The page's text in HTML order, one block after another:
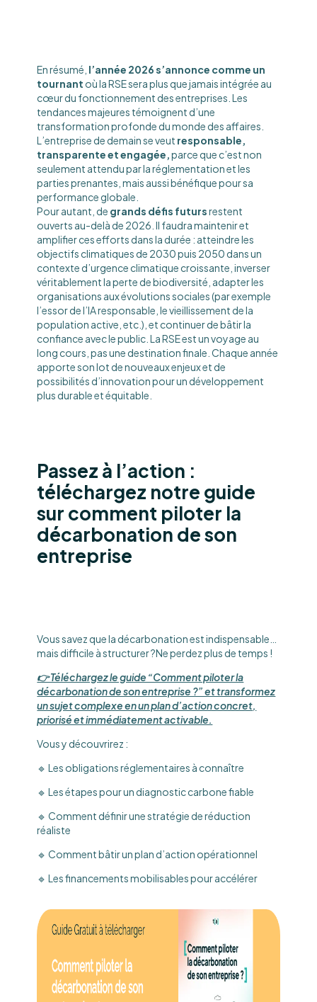
En résumé, l’année 2026 s’annonce comme un
tournant où la RSE sera plus que jamais intégrée au
cœur du fonctionnement des entreprises. Les
tendances majeures témoignent d’une
transformation profonde du monde des affaires.
L’entreprise de demain se veut responsable,
transparente et engagée,parce que c’est non
seulement attendu par la réglementation et les
parties prenantes, mais aussi bénéfique pour sa
performance globale.
Pour autant, de grands défis futursrestent
ouverts au-delà de 2026. Il faudra maintenir et
amplifier ces efforts dans la durée : atteindre les
objectifs climatiques de 2030 puis 2050 dans un
contexte d’urgence climatique croissante, inverser
véritablement la perte de biodiversité, adapter les
organisations aux évolutions sociales (par exemple
l’essor de l’IA responsable, le vieillissement de la
population active, etc.), et continuer de bâtir la
confiance avec le public. La RSE est un voyage au
long cours, pas une destination finale. Chaque année
apporte son lot de nouveaux enjeux et de
possibilités d’innovation pour un développement
plus durable et équitable.
Passez à l’action :
téléchargez notre guide
sur comment piloter la
décarbonation de son
entreprise
Vous savez que la décarbonation est indispensable…
mais difficile à structurer ?Ne perdez plus de temps !
👉 Téléchargez le guide “Comment piloter la
décarbonation de son entreprise ?” et transformez
un sujet complexe en un plan d’action concret,
priorisé et immédiatement activable.
Vous y découvrirez :
🔹 Les obligations réglementaires à connaître
🔹 Les étapes pour un diagnostic carbone fiable
🔹 Comment définir une stratégie de réduction
réaliste
🔹 Comment bâtir un plan d’action opérationnel
🔹 Les financements mobilisables pour accélérer